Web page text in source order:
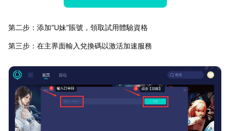
第二步：添加“U妹”賬號，領取試用體驗資格
第三步：在主界面輸入兌換碼以激活加速服務